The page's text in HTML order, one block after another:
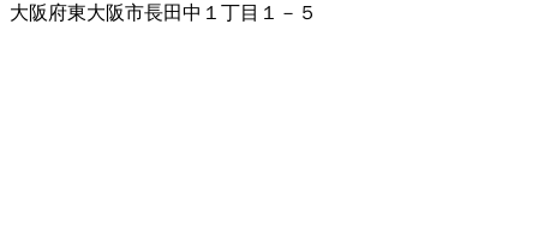
大阪府東大阪市長田中１丁目１－５